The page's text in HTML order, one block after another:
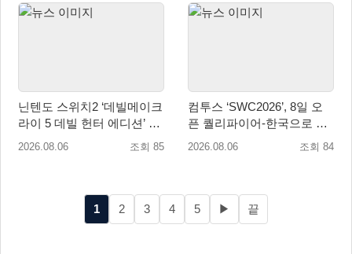
닌텐도 스위치2 ‘데빌메이크
라이 5 데빌 헌터 에디션’ 패
키지 제품 8월 7일 예약판매
2026.08.06 조회 85
컴투스 ‘SWC2026’, 8일 오
픈 퀄리파이어-한국으로 시
즌 개막!
2026.08.06 조회 84
1 2 3 4 5 ▶ 끝